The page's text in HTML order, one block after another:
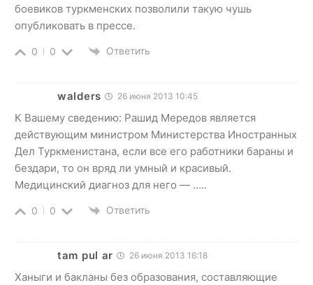
боевиков туркменских позволили такую чушь
опубликовать в прессе.
0 0 Ответить
walders 26 июня 2013 10:45
К Вашему сведению: Рашид Мередов является
действующим министром Министерства Иностранных
Дел Туркменистана, если все его работники бараны и
бездари, то он вряд ли умный и красивый.
Медицинский диагноз для него — …..
0 0 Ответить
tam pul ar 26 июня 2013 16:18
Ханыги и бакланы без образования, составляющие